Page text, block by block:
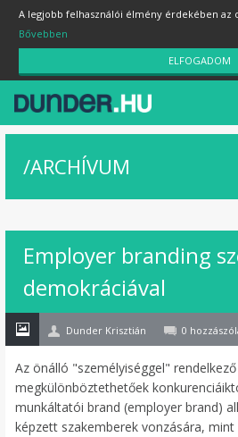
A legjobb felhasználói élmény érdekében az
Bővebben
ELFOGADOM
/ARCHÍVUM
Employer branding
demokráciával
05
dec
Dunder Krisztián 0
Az önálló "személyiséggel"
megkülönböztethetőek
munkáltatói brand (employer brand)
képzett szakemberek vonzására,